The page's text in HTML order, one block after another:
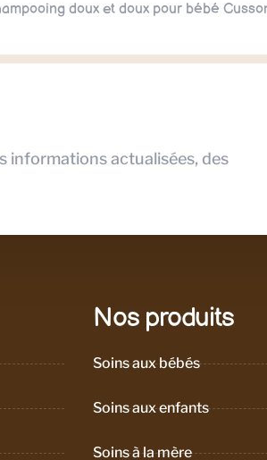
doux et doux pour bébé
informations actualisées, des
Nos produits
Soins aux bébés
Soins aux enfants
Soins à la mère